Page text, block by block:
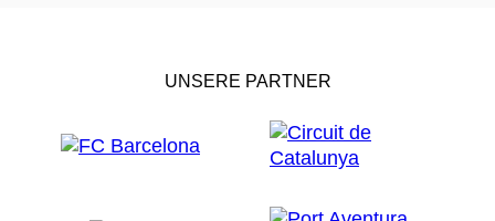
UNSERE PARTNER